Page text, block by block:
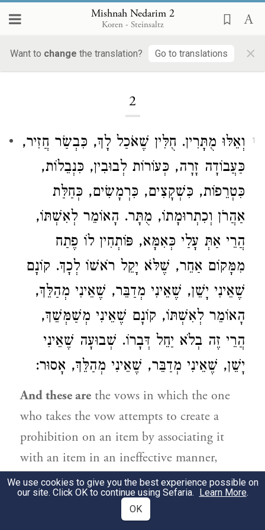
Mishnah Nedarim 2
Koren - Steinsaltz
Want to change the translation? Go to translations ×
2
1
וְאֵלּוּ מֻתָּרִין. חֻלִּין שֶׁאֹכַל לָךְ, כִּבְשַׂר חֲזִיר,
כַּעֲבוֹדָה זָרָה, כְּעוֹרוֹת לְבוּבִין, כִּנְבֵלוֹת,
כִּטְרֵפוֹת, כִּשְׁקָצִים, כִּרְמָשִׂים, כְּחַלַּת
אַהֲרֹן וְכִתְרוּמָתוֹ, מֻתָּר. הָאוֹמֵר לְאִשְׁתּוֹ,
הֲרֵי אַתְּ עָלַי כְּאִמָּא, פּוֹתְחִין לוֹ פֶתַח
מִמָּקוֹם אַחֵר, שֶׁלֹּא יָקֵל רֹאשׁוֹ לְכָךְ. קוֹנָם
שֶׁאֵינִי יָשֵׁן, שֶׁאֵינִי מְדַבֵּר, שֶׁאֵינִי מְהַלֵּךְ,
הָאוֹמֵר לְאִשְׁתּוֹ, קוֹנָם שֶׁאֵינִי מְשַׁמְּשֵׁךְ,
הֲרֵי זֶה בְלֹא יַחֵל דְּבָרוֹ. שְׁבוּעָה שֶׁאֵינִי
יָשֵׁן, שֶׁאֵינִי מְדַבֵּר, שֶׁאֵינִי מְהַלֵּךְ, אָסוּר:
And these are the vows in which the one
who takes the vow attempts to create a
prohibition on an item by associating it
with an item in an ineffective manner,
rendering the vow void and leaving the
itempermitted:If one says:That which I
will benon-sacred
We use cookies to give you the best experience possible on
our site. Click OK to continue using Sefaria. Learn More.
OK